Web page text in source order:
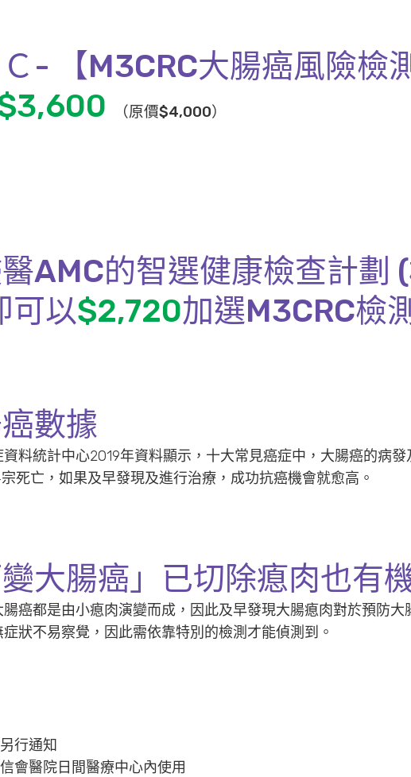
- 【M3CRC大腸癌風險檢
（原價$4,000）
AMC的智選健康檢查計
可以$2,720加選M3CRC檢
數據
料統計中心2019年資料顯示，十大常見癌症中，大腸癌的病
死亡，如果及早發現及進行治療，成功抗癌機會就愈高。
變大腸癌」已切除瘜肉也有
癌都是由小瘜肉演變而成，因此及早發現大腸瘜肉對於預防
狀不易察覺，因此需依靠特別的檢測才能偵測到。
行通知
會醫院日間醫療中心內使用